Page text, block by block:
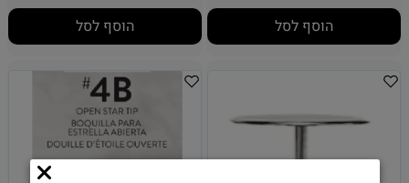
הוסף לסל הוסף לסל